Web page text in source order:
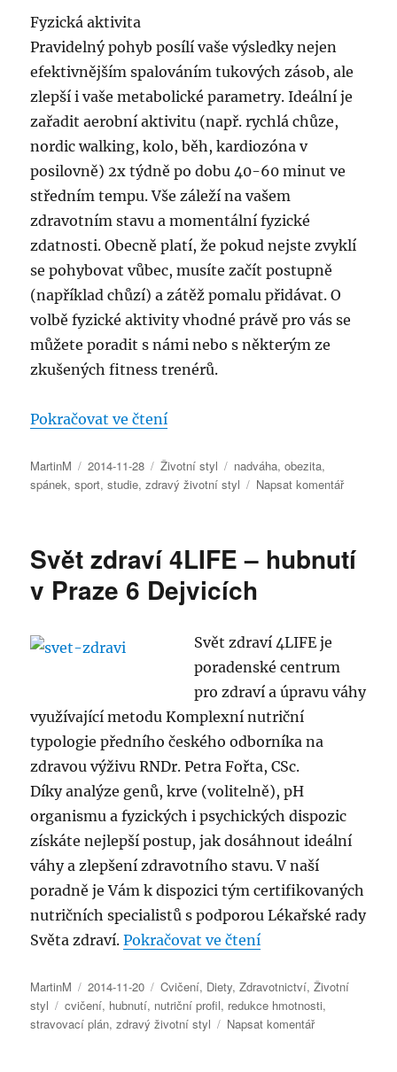
pro
děti
i
dospělé
Fyzická aktivita
Pravidelný pohyb posílí vaše výsledky nejen
efektivnějším spalováním tukových zásob, ale
zlepší i vaše metabolické parametry. Ideální je
zařadit aerobní aktivitu (např. rychlá chůze,
nordic walking, kolo, běh, kardiozóna v
posilovně) 2x týdně po dobu 40-60 minut ve
středním tempu. Vše záleží na vašem
zdravotním stavu a momentální fyzické
zdatnosti. Obecně platí, že pokud nejste zvyklí
se pohybovat vůbec, musíte začít postupně
(například chůzí) a zátěž pomalu přidávat. O
volbě fyzické aktivity vhodné právě pro vás se
můžete poradit s námi nebo s některým ze
zkušených fitness trenérů.
Pokračovat ve čtení„Žijete zdravě?“
Autor:
MartinM Publikováno:
2014-11-28 Rubriky:
Životní styl Štítky:
nadváha,obezita,
spánek,sport,studie,zdravý životní styl Napsat komentářpro
Žijete
Svět zdraví 4LIFE – hubnutí
v Praze 6 Dejvicích
Svět zdraví 4LIFE je
poradenské centrum
pro zdraví a úpravu váhy
využívající metodu Komplexní nutriční
typologie předního českého odborníka na
zdravou výživu RNDr. Petra Fořta, CSc.
Díky analýze genů, krve (volitelně), pH
organismu a fyzických i psychických dispozic
získáte nejlepší postup, jak dosáhnout ideální
váhy a zlepšení zdravotního stavu. V naší
poradně je Vám k dispozici tým certifikovaných
nutričních specialistů s podporou Lékařské rady
Světa zdraví.Pokračovat ve čtení„Svět zdraví
Autor:
MartinM Publikováno:
2014-11-20 Rubriky:
Cvičení, Diety,Zdravotnictví,Životní
styl
Štítky:
cvičení, hubnutí, nutriční profil, redukce hmotnosti,
stravovací plán,zdravý životní styl Napsat komentářpro